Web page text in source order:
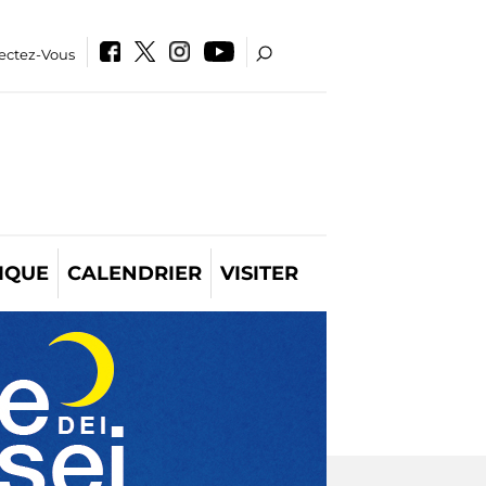
Vous
CALENDRIER VISITER